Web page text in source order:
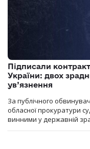
Підписали
України: двох
ув’язнення
За публічного
обласної прокуратури
винними у державній